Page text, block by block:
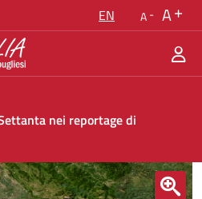
EN A A
nei reportage di